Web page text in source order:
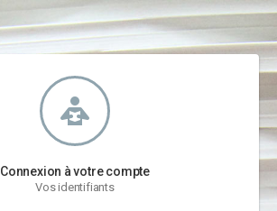
Connexion à votre compte
Vos identifiants